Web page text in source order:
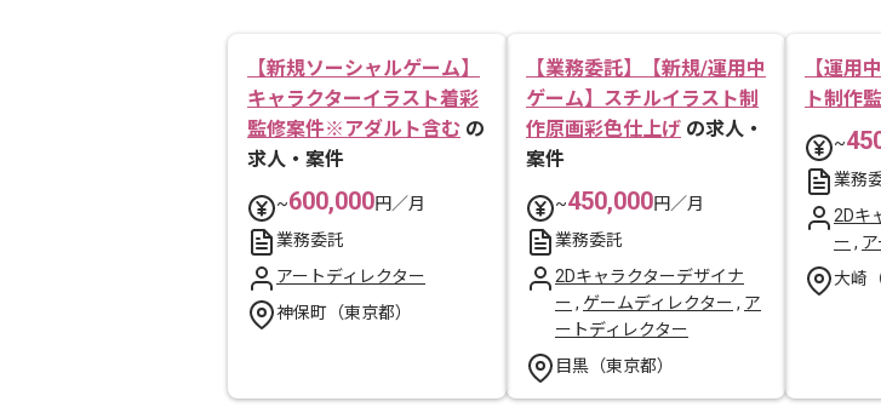
【新規ソーシャルゲーム】
キャラクターイラスト着彩
監修案件※アダルト含む の
求人・案件
~600,000円／月
業務委託
アートディレクター
神保町（東京都）
【業務委託】【新規/運用中
ゲーム】スチルイラスト制
作原画彩色仕上げ の求人・
案件
~450,000円／月
業務委託
2Dキャラクターデザイナ
ー , ゲームディレクター , ア
ートディレクター
目黒（東京都）
【運用
ト制作
~
業務
2Dキ
ー ,
大崎